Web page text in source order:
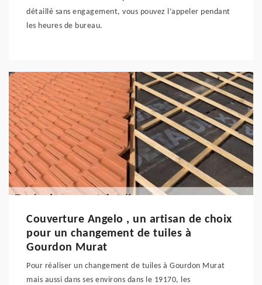
détaillé sans engagement, vous pouvez l’appeler pendant
les heures de bureau.
Couverture Angelo , un artisan de choix
pour un changement de tuiles à
Gourdon Murat
Pour réaliser un changement de tuiles à Gourdon Murat
mais aussi dans ses environs dans le 19170, les